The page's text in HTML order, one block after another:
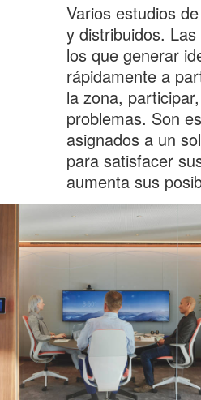
Varios estudios
y distribuidos.
los que generar
rápidamente a
la zona,
problemas. Son
asignados a un
para satisfacer
aumenta sus